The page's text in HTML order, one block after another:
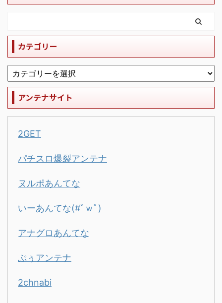
カテゴリー
アンテナサイト
2GET
パチスロ爆裂アンテナ
ヌルポあんてな
いーあんてな(#ﾟｗﾟ)
アナグロあんてな
ぷぅアンテナ
2chnabi